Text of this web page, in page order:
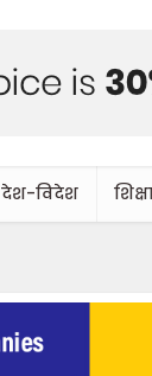
देश-विदेश